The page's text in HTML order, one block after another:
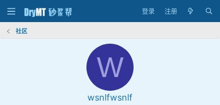
登录 注册
社区
W
wsnlfwsnlf